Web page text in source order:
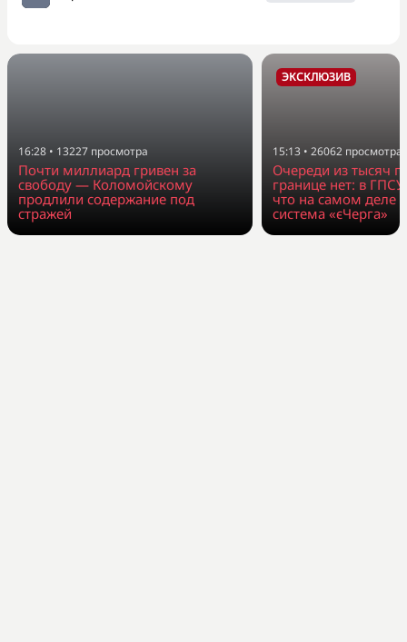
16:28 • 13227 просмотра
Почти миллиард гривен за
свободу — Коломойскому
продлили содержание под
стражей
ЭКСКЛЮЗИВ
15:13 • 26062 просмотра
Очереди из тысяч
границе нет: в
что на самом деле
система «єЧерга»